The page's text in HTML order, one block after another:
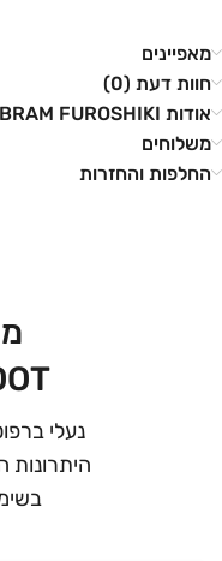
מאפיינים
חוות דעת (0)
אודות VIBRAM FUROSHIKI
משלוחים
החלפות והחזרות
נעלי
היתרונות